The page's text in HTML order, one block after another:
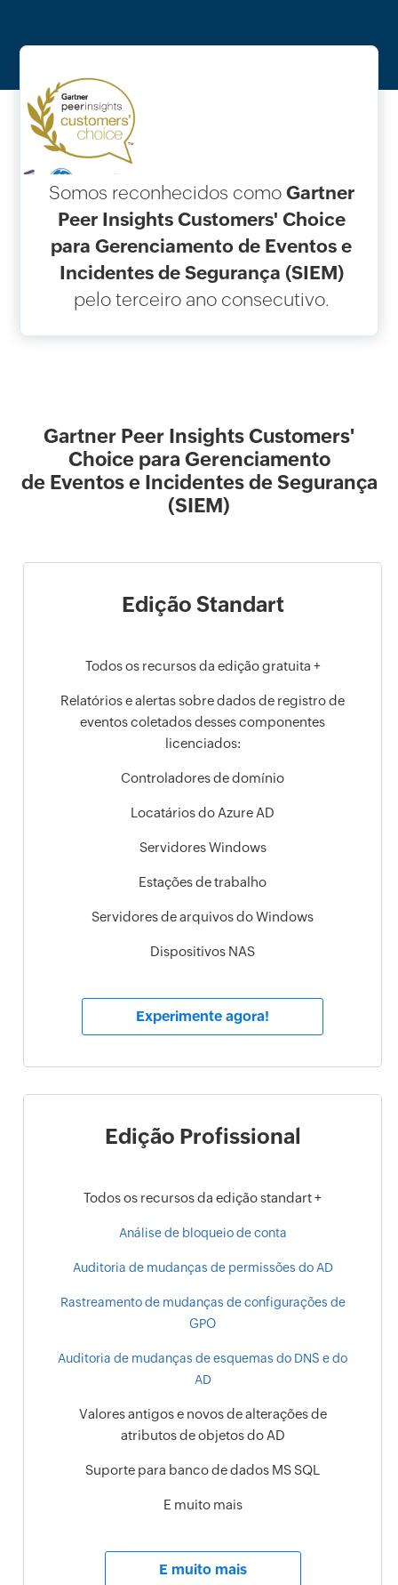
Somos reconhecidos como Gartner
Peer Insights Customers' Choice
para Gerenciamento de Eventos e
Incidentes de Segurança (SIEM)
pelo terceiro ano consecutivo.
Gartner Peer Insights Customers'
Choice para Gerenciamento
de Eventos e Incidentes de Segurança
(SIEM)
Edição Standart
Todos os recursos da edição gratuita +
Relatórios e alertas sobre dados de registro de
eventos coletados desses componentes
licenciados:
Controladores de domínio
Locatários do Azure AD
Servidores Windows
Estações de trabalho
Servidores de arquivos do Windows
Dispositivos NAS
Experimente agora!
Edição Profissional
Todos os recursos da edição standart +
Análise de bloqueio de conta
Auditoria de mudanças de permissões do AD
Rastreamento de mudanças de configurações de
GPO
Auditoria de mudanças de esquemas do DNS e do
AD
Valores antigos e novos de alterações de
atributos de objetos do AD
Suporte para banco de dados MS SQL
E muito mais
E muito mais